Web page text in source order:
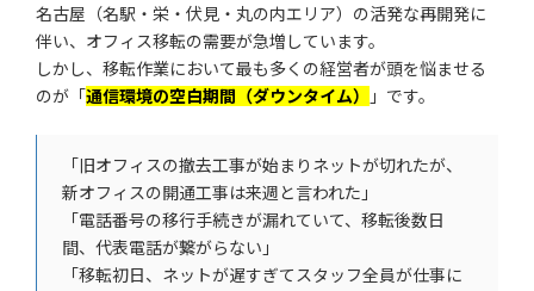
名古屋（名駅・栄・伏見・丸の内エリア）の活発な再開発に
伴い、オフィス移転の需要が急増しています。
しかし、移転作業において最も多くの経営者が頭を悩ませる
のが「 通信環境の空白期間（ダウンタイム） 」です。
「旧オフィスの撤去工事が始まりネットが切れたが、
新オフィスの開通工事は来週と言われた」
「電話番号の移行手続きが漏れていて、移転後数日
間、代表電話が繋がらない」
「移転初日、ネットが遅すぎてスタッフ全員が仕事に